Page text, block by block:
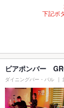
下記ボ
ビアポンバー
ダイニングバー・バル